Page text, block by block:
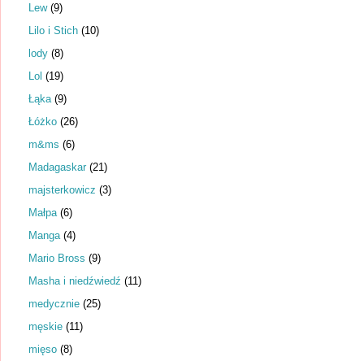
Lew (9)
Lilo i Stich (10)
lody (8)
Lol (19)
Łąka (9)
Łóżko (26)
m&ms (6)
Madagaskar (21)
majsterkowicz (3)
Małpa (6)
Manga (4)
Mario Bross (9)
Masha i niedźwiedź (11)
medycznie (25)
męskie (11)
mięso (8)